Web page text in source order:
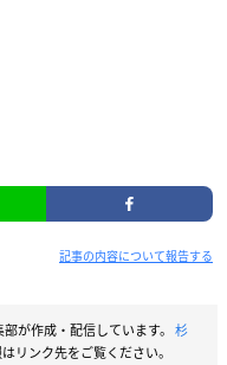
記事の内容について報告する
が作成・配信しています。 杉
リンク先をご覧ください。